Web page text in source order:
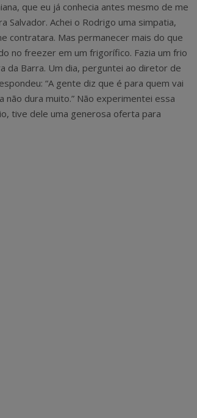
que eu já conhecia antes mesmo de me
Salvador. Achei o Rodrigo uma simpatia,
contratara. Mas permanecer mais do que
no freezer em um frigorífico. Fazia um frio
da Barra. Um dia, perguntei ao diretor de
“A gente diz que é para quem vai
dura muito.” Não experimentei essa
tive dele uma generosa oferta para